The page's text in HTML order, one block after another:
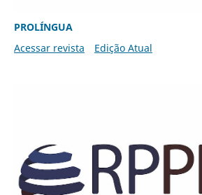
PROLÍNGUA
Acessar revista
Edição Atual